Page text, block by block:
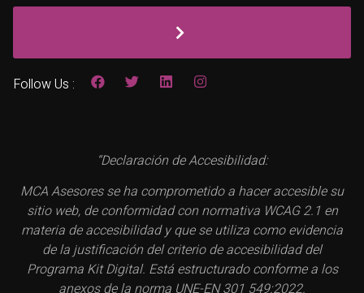
Follow Us :
“Declaración de Accesibilidad:
MCA Asesores se ha comprometido a hacer accesible su
sitio web, de conformidad con normativa WCAG 2.1 en
materia de accesibilidad y que se utiliza como evidencia
de la justificación del criterio de accesibilidad del
Programa Kit Digital. Está estructurado conforme a los